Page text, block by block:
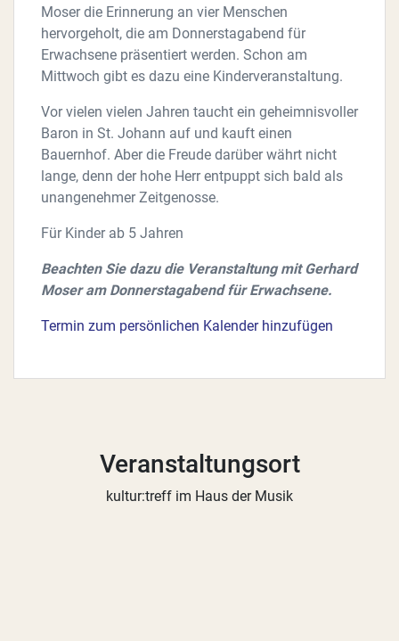
Moser die Erinnerung an vier Menschen
hervorgeholt, die am Donnerstagabend für
Erwachsene präsentiert werden. Schon am
Mittwoch gibt es dazu eine Kinderveranstaltung.
Vor vielen vielen Jahren taucht ein geheimnisvoller
Baron in St. Johann auf und kauft einen
Bauernhof. Aber die Freude darüber währt nicht
lange, denn der hohe Herr entpuppt sich bald als
unangenehmer Zeitgenosse.
Für Kinder ab 5 Jahren
Beachten Sie dazu die Veranstaltung mit Gerhard
Moser am Donnerstagabend für Erwachsene.
Termin zum persönlichen Kalender hinzufügen
Veranstaltungsort
kultur:treff im Haus der Musik